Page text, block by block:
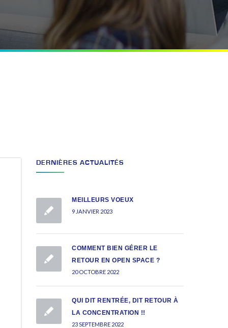
DERNIÈRES ACTUALITÉS
MEILLEURS VOEUX
9 JANVIER 2023
COMMENT BIEN GÉRER LE
RETOUR EN OPEN SPACE ?
20 OCTOBRE 2022
QUI DIT RENTRÉE, DIT RETOUR À
LA CONCENTRATION !!
23 SEPTEMBRE 2022